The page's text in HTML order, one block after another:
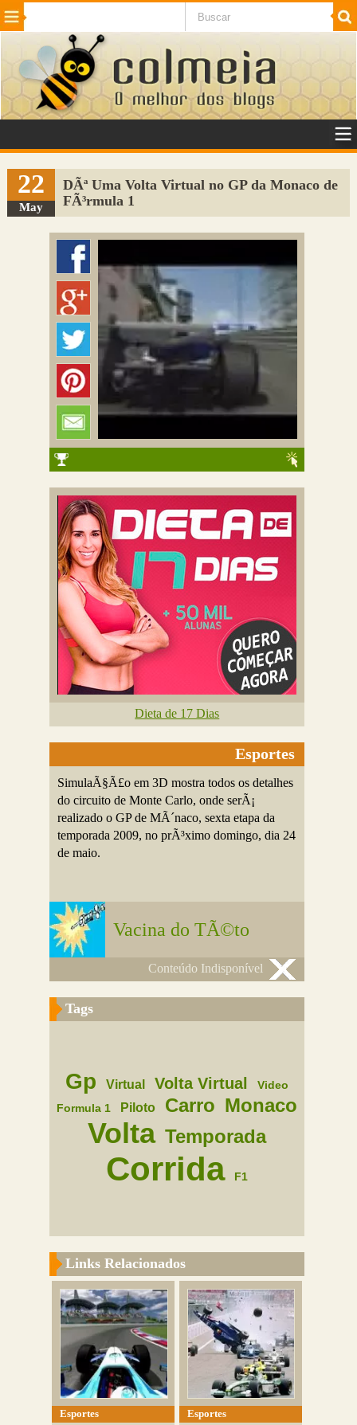
Beleza Cinema e TV
Internet Jogos NotÃ­cias SaÃºde
VeÃ­culos Adulto
Sugerir Link
Adicionar Blog
Colmeia Exchange
Perguntas Frequentes
22
May
DÃª Uma Volta Virtual no GP da Monaco de
FÃ³rmula 1
Dieta de 17 Dias
Esportes
SimulaÃ§Ã£o em 3D mostra todos os detalhes
do circuito de Monte Carlo, onde serÃ¡
realizado o GP de MÃ´naco, sexta etapa da
temporada 2009, no prÃ³ximo domingo, dia 24
de maio.
Vacina do TÃ©to
Conteúdo Indisponível
Tags
Gp Virtual Volta Virtual
Video
Formula 1
Piloto Carro Monaco
Volta Temporada
Corrida F1
Links Relacionados
Esportes
Esportes